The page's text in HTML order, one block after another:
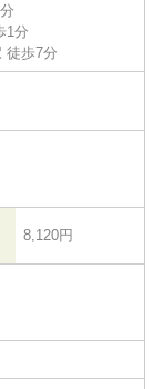
1分
徒歩7分
8,120円